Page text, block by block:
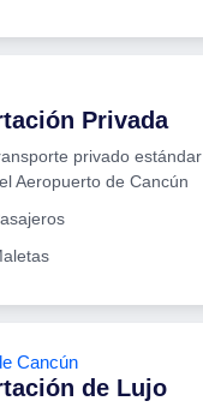
Privada
privado estándar
Aeropuerto de Cancún
Cancún
de Lujo